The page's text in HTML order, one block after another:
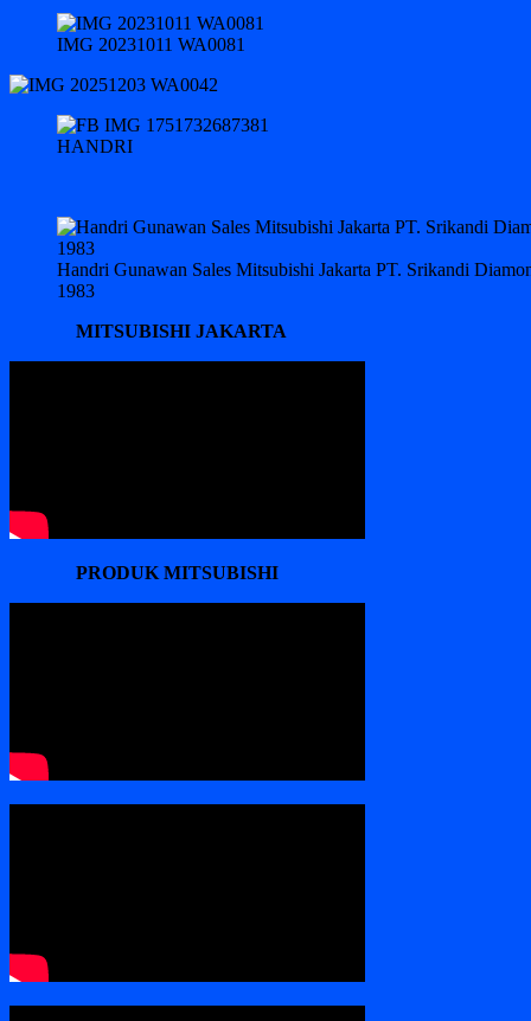
IMG 20231011 WA0081
HANDRI
Handri Gunawan Sales Mitsubishi Jakarta PT. Srikandi
1983
MITSUBISHI JAKARTA
PRODUK MITSUBISHI